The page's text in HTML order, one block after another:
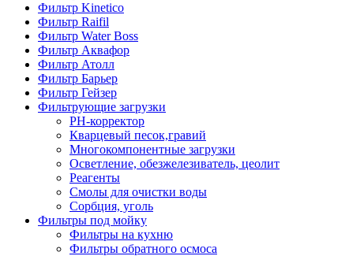
Фильтр Kinetico
Фильтр Raifil
Фильтр Water Boss
Фильтр Аквафор
Фильтр Атолл
Фильтр Барьер
Фильтр Гейзер
Фильтрующие загрузки
PH-корректор
Кварцевый песок,гравий
Многокомпонентные загрузки
Осветление, обезжелезиватель, цеолит
Реагенты
Смолы для очистки воды
Сорбция, уголь
Фильтры под мойку
Фильтры на кухню
Фильтры обратного осмоса